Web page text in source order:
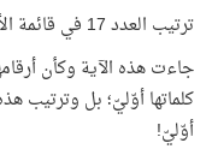
ترتيب العدد 17 في قائمة الأعداد الأوّليّة 7، وهو أيضًا عدد أوّليّ!
جاءت هذه الآية وكأن
كلماتها أوّليّ؛ بل وترتيب
أوّليّ!